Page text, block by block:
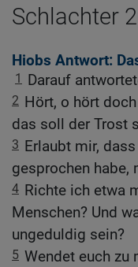
Schlachter
Hiobs Antwort:
1 Darauf
2 Hört, o hört
das soll der Trost
3 Erlaubt mir,
gesprochen habe,
4 Richte ich etwa
Menschen? Und
ungeduldig sein?
5 Wendet euch zu